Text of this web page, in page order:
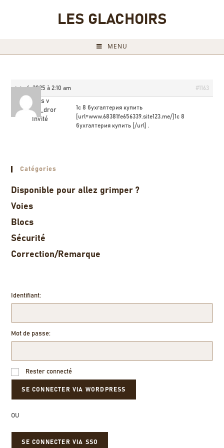
LES GLACHOIRS
MENU
juin 6, 2025 à 2:10 am #1163
kypit 1s v
moskve_dror
Invité
1с 8 бухгалтерия купить
[url=www.68381fe656339.site123.me/]1с 8
бухгалтерия купить [/url] .
Catégories
Disponible pour allez grimper ?
Voies
Blocs
Sécurité
Correction/Remarque
Identifiant:
Mot de passe:
Rester connecté
OU
SE CONNECTER VIA SSO